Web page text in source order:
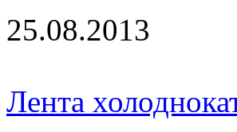
25.08.2013
Лента